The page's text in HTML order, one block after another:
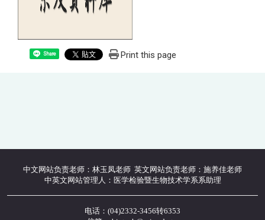
Share Print this page
中文网站负责老师：林玉凤老师 英文网站负责老师：施养佳老师
中英文网站管理人：医学检验暨生物技术学系系助理
电话：(04)2332-3456转6353